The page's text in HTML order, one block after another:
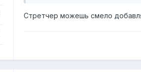
Стретчер можешь смело